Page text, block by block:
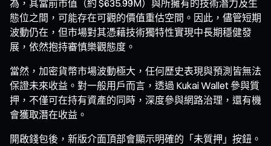
為，其當前市值（約 $635.99M）與所擁有的技術潛力及生
態位之間，可能存在可觀的價值重估空間。因此，儘管短期
波動仍在，但市場對其憑藉技術獨特性實現中長期穩健發
展，依然抱持審慎樂觀態度。
當然，加密貨幣市場波動極大，任何歷史表現與預測皆無法
保證未來收益。對一般用戶而言，透過 Kukai Wallet 參與質
押，不僅可在持有資產的同時，深度參與網路治理，還有機
會獲取潛在收益。
開啟錢包後，新版介面頂部會顯示明確的「未質押」按鈕。